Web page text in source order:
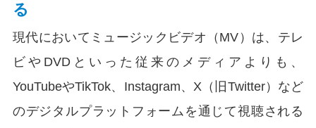
る
現代においてミュージックビデオ（MV）は、テレ
ビやDVDといった従来のメディアよりも、
YouTubeやTikTok、Instagram、X（旧Twitter）など
のデジタルプラットフォームを通じて視聴される